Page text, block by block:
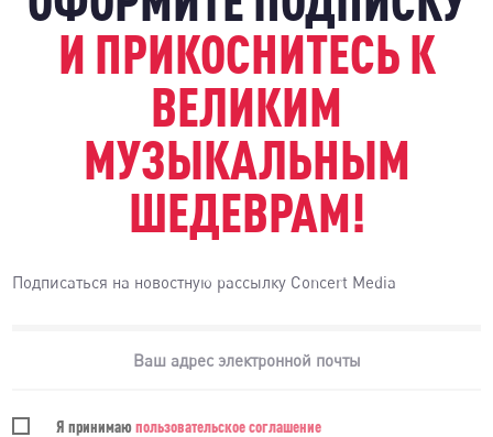
И ПРИКОСНИТЕСЬ К
ВЕЛИКИМ
МУЗЫКАЛЬНЫМ
ШЕДЕВРАМ!
Подписаться на новостную рассылку Concert Media
Я принимаюпользовательское соглашение